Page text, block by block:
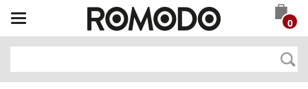
Toggle
navigation
0